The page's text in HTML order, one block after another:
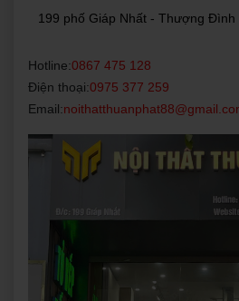
199 phố Giáp Nhất - Thượng Đình
Hotline:0867 475 128
Điện thoại:0975 377 259
Email: